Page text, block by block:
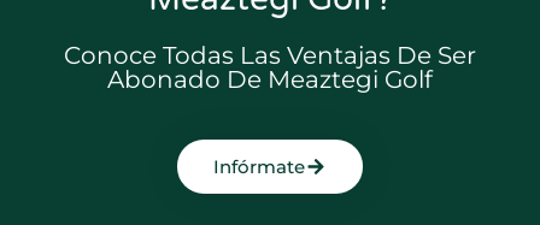
Conoce Todas Las Ventajas De Ser
Abonado De Meaztegi Golf
Infórmate